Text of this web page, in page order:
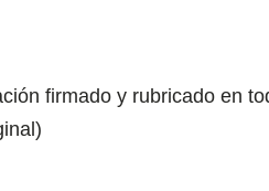
firmado y rubricado en